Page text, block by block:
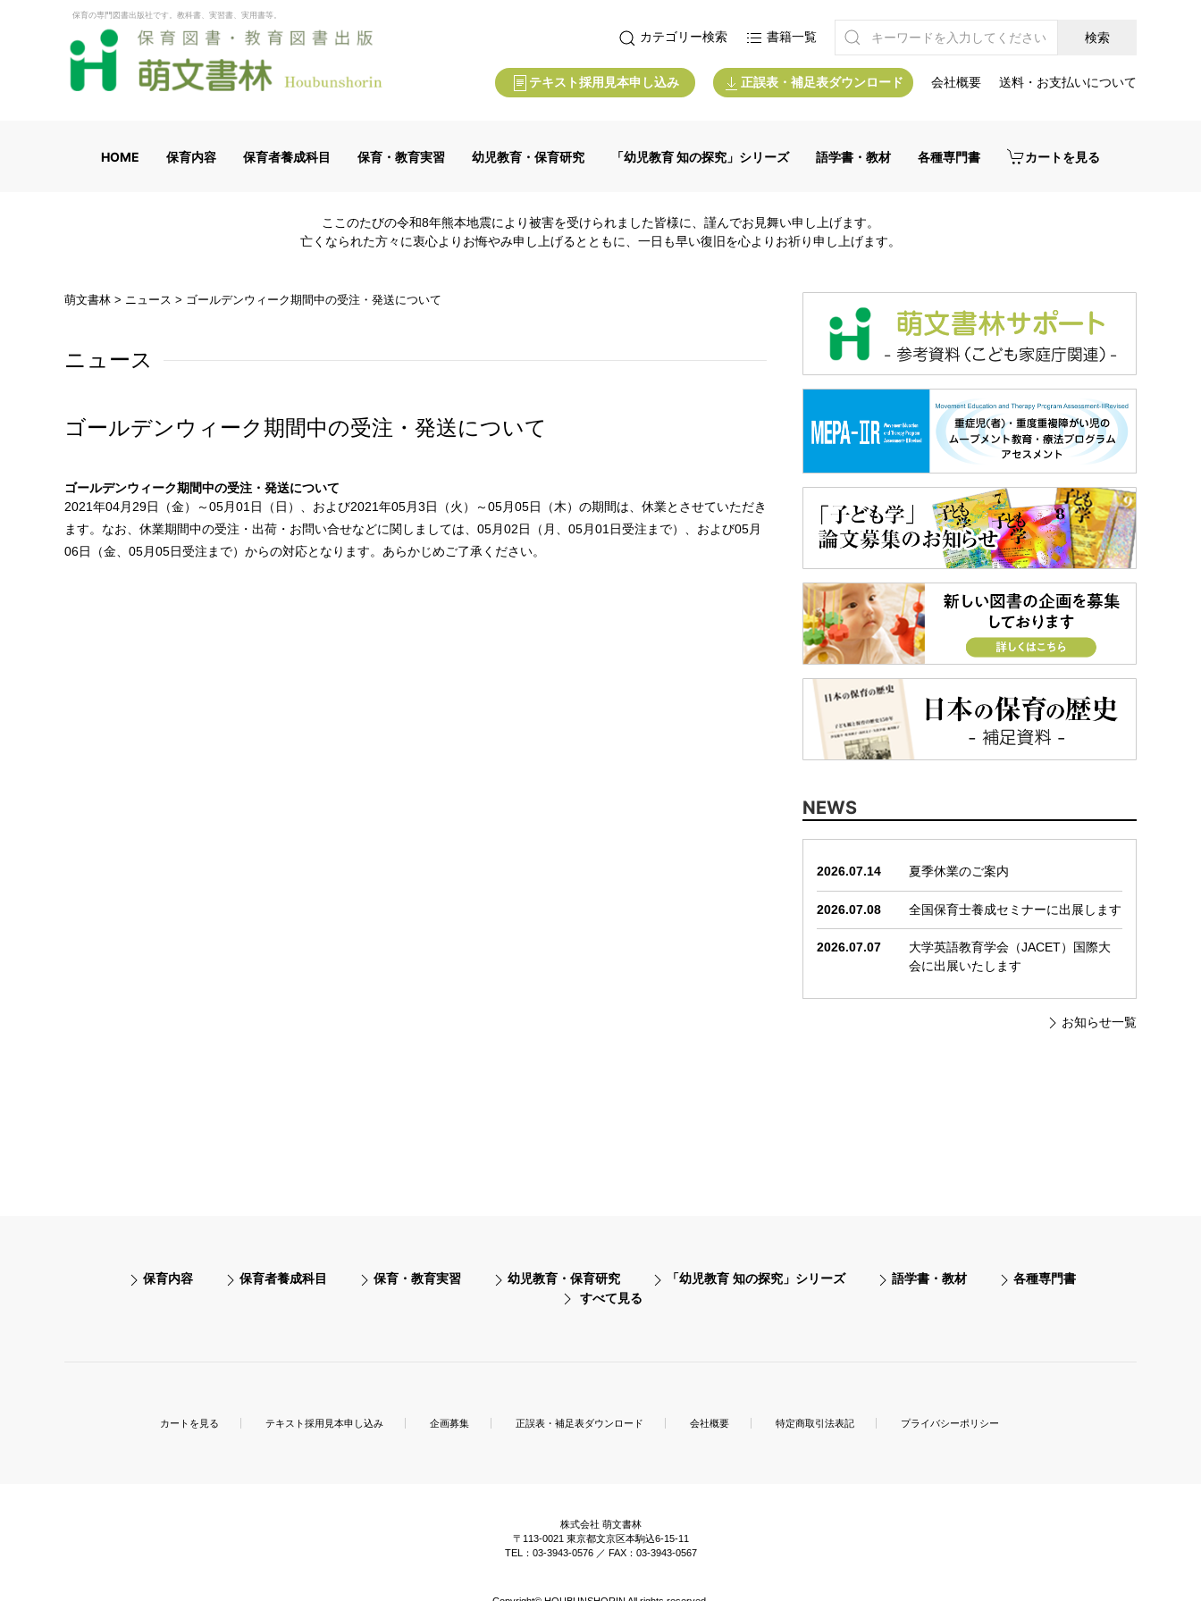
保育の専門図書出版社です。教科書、実習書、実用書等。
カテゴリー検索 書籍一覧
テキスト採用見本申し込み 正誤表・補足表ダウンロード 会社概要 送料・お支払いについて
HOME 保育内容 保育者養成科目 保育・教育実習 幼児教育・保育研究 「幼児教育 知の探究」シリーズ 語学書・教材 各種専門書 カートを見る
ここのたびの令和8年熊本地震により被害を受けられました皆様に、謹んでお見舞い申し上げます。
亡くなられた方々に衷心よりお悔やみ申し上げるとともに、一日も早い復旧を心よりお祈り申し上げます。
萌文書林 > ニュース > ゴールデンウィーク期間中の受注・発送について
ニュース
ゴールデンウィーク期間中の受注・発送について
ゴールデンウィーク期間中の受注・発送について
2021年04月29日（金）～05月01日（日）、および2021年05月3日（火）～05月05日（木）の期間は、休業とさせていただき
ます。なお、休業期間中の受注・出荷・お問い合せなどに関しましては、05月02日（月、05月01日受注まで）、および05月
06日（金、05月05日受注まで）からの対応となります。あらかじめご了承ください。
NEWS
2026.07.14 夏季休業のご案内
2026.07.08 全国保育士養成セミナーに出展します
2026.07.07
大学英語教育学会（JACET）国際大
会に出展いたします
お知らせ一覧
保育内容 保育者養成科目 保育・教育実習 幼児教育・保育研究 「幼児教育 知の探究」シリーズ 語学書・教材
各種専門書
すべて見る
カートを見る テキスト採用見本申し込み 企画募集 正誤表・補足表ダウンロード 会社概要 特定商取引法表記 プライバシーポリシー
株式会社 萌文書林
〒113-0021 東京都文京区本駒込6-15-11
TEL：03-3943-0576 ／ FAX：03-3943-0567